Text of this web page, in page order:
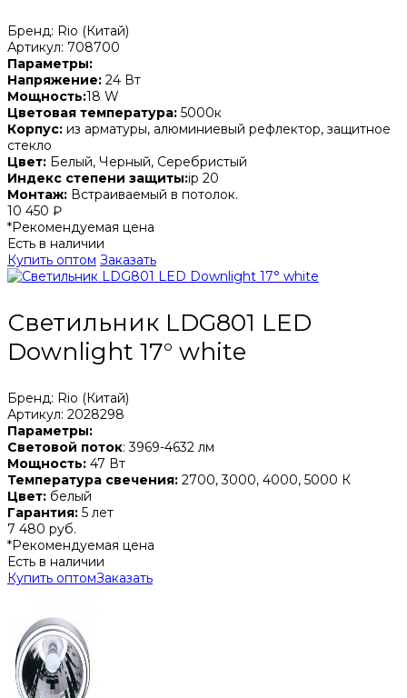
Бренд: Rio (Китай)
Артикул: 708700
Параметры:
Напряжение: 24 Вт
Мощность:18 W
Цветовая температура: 5000к
Корпус: из арматуры, алюминиевый рефлектор, защитное
стекло
Цвет: Белый, Черный, Серебристый
Индекс степени защиты:ip 20
Монтаж: Встраиваемый в потолок.
10 450 ₽
*Рекомендуемая цена
Есть в наличии
Купить оптом Заказать
Светильник LDG801 LED
Downlight 17° white
Бренд: Rio (Китай)
Артикул: 2028298
Параметры:
Световой поток: 3969-4632 лм
Мощность: 47 Вт
Температура свечения: 2700, 3000, 4000, 5000 К
Цвет: белый
Гарантия: 5 лет
7 480 руб.
*Рекомендуемая цена
Есть в наличии
Купить оптомЗаказать